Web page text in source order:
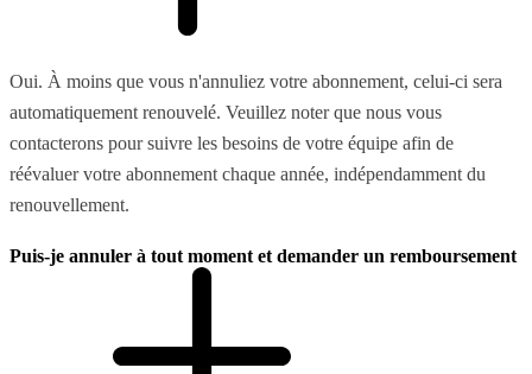
Oui. À moins que vous n'annuliez votre abonnement, celui-ci sera
automatiquement renouvelé. Veuillez noter que nous vous
contacterons pour suivre les besoins de votre équipe afin de
réévaluer votre abonnement chaque année, indépendamment du
renouvellement.
Puis-je annuler à tout moment et demander un remboursement